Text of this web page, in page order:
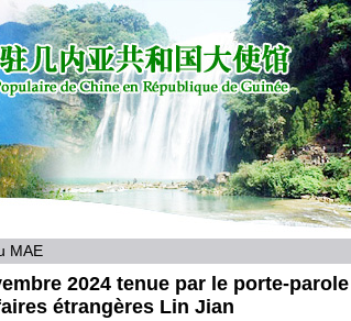
MAE
2024 tenue par le porte-parole
étrangères Lin Jian